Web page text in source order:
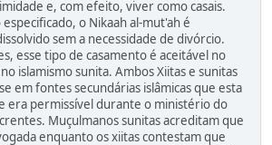
e, com efeito, viver como casais.
o Nikaah al-mut'ah é
sem a necessidade de divórcio.
esse tipo de casamento é aceitável no
islamismo sunita. Ambos Xiitas e sunitas
em fontes secundárias islâmicas que esta
era permissível durante o ministério do
Muçulmanos sunitas acreditam que
enquanto os xiitas contestam que